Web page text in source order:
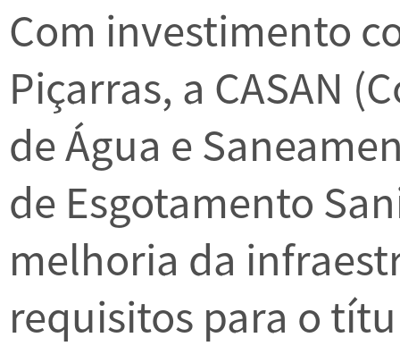
Com investimento
Piçarras, a CASAN
de Água e
de Esgotamento
melhoria da
requisitos para o